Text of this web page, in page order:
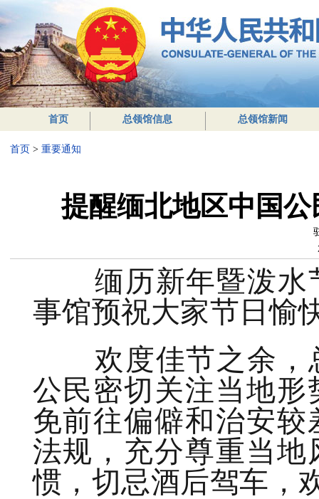
首页 总领馆信息 总领馆新闻
首页 > 重要通知
提醒缅北地区中国
缅历新年暨泼水
事馆预祝大家节日愉
欢度佳节之余，
公民密切关注当地
免前往偏僻和治安
法规，充分尊重当
惯，切忌酒后驾车，